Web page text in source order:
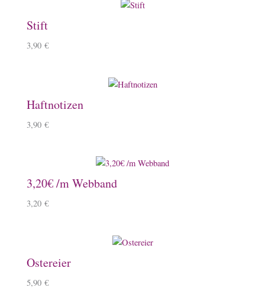
Stift
3,90 €
Haftnotizen
3,90 €
3,20€ /m Webband
3,20 €
Ostereier
5,90 €